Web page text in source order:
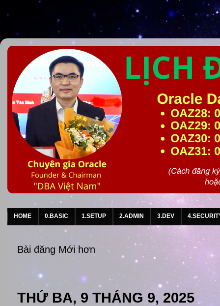
HOME 0.BASIC 1.SETUP 2.ADMIN 3.DEV
Bài đăng Mới hơn
THỨ BA, 9 THÁNG 9, 2025